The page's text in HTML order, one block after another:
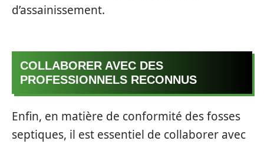
d’assainissement.
COLLABORER AVEC DES
PROFESSIONNELS RECONNUS
Enfin, en matière de conformité des fosses
septiques, il est essentiel de collaborer avec